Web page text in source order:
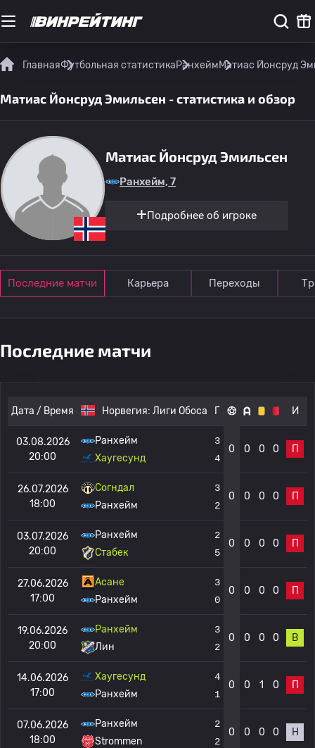
ГлавнаяФутбольная статистикаРанхеймМатиас Йонсруд
Матиас Йонсруд Эмильсен - статистика и обзор
Матиас Йонсруд Эмильсен
Ранхейм, 7
Подробнее об игроке
Последние матчи Карьера Переходы
Последние матчи
Дата / Время Норвегия: Лиги Обоса Г И
03.08.2026
20:00
Ранхейм
Хаугесунд
3
4
0 0 0 0 П
26.07.2026
18:00
Согндал
Ранхейм
3
2
0 0 0 0 П
03.07.2026
20:00
Ранхейм
Стабек
2
5
0 0 0 0 П
27.06.2026
17:00
Асане
Ранхейм
3
0
0 0 0 0 П
19.06.2026
20:00
Ранхейм
Лин
3
2
0 0 0 0 В
14.06.2026
17:00
Хаугесунд
Ранхейм
4
1
0 0 1 0 П
07.06.2026
18:00
Ранхейм
Strommen
2
2
0 0 0 0 Н